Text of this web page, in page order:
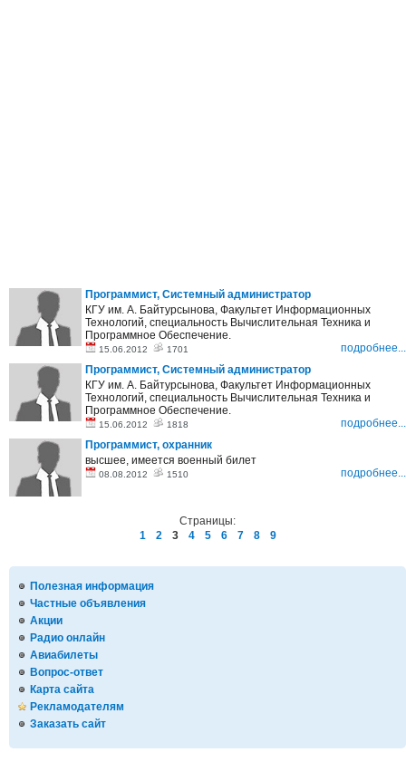
Полезная информация
Частные объявления
Акции
Радио онлайн
Авиабилеты
Вопрос-ответ
Карта сайта
Рекламодателям
Заказать сайт
Программист, Системный администратор
КГУ им. А. Байтурсынова, Факультет Информационных
Технологий, специальность Вычислительная Техника и
Программное Обеспечение.
15.06.2012 1701
подробнее...
Программист, Системный администратор
КГУ им. А. Байтурсынова, Факультет Информационных
Технологий, специальность Вычислительная Техника и
Программное Обеспечение.
15.06.2012 1818
подробнее...
Программист, охранник
высшее, имеется военный билет
08.08.2012 1510 подробнее...
Страницы:
1
2 3 4 5 6 7 8 9